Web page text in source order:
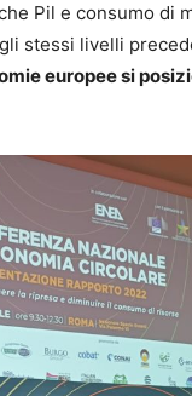
Pil e consumo di
stessi livelli
europee si